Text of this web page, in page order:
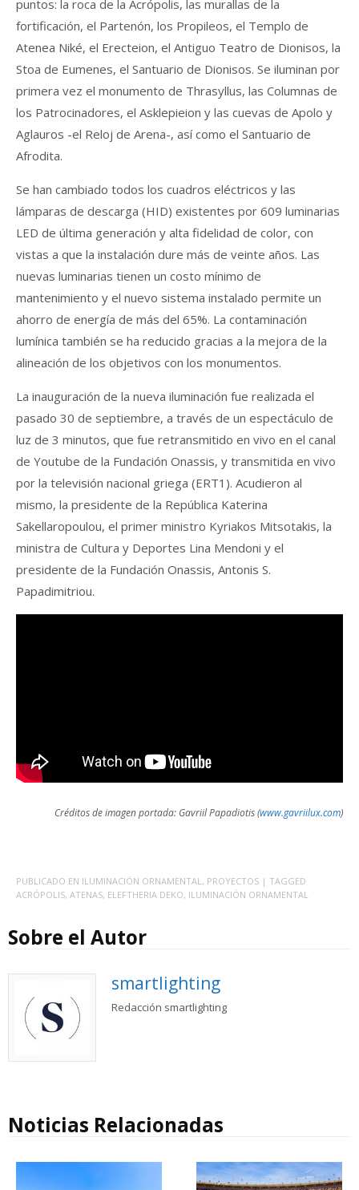
puntos: la roca de la Acrópolis, las murallas de la
fortificación, el Partenón, los Propileos, el Templo de
Atenea Niké, el Erecteion, el Antiguo Teatro de Dionisos, la
Stoa de Eumenes, el Santuario de Dionisos. Se iluminan por
primera vez el monumento de Thrasyllus, las Columnas de
los Patrocinadores, el Asklepieion y las cuevas de Apolo y
Aglauros -el Reloj de Arena-, así como el Santuario de
Afrodita.
Se han cambiado todos los cuadros eléctricos y las
lámparas de descarga (HID) existentes por 609 luminarias
LED de última generación y alta fidelidad de color, con
vistas a que la instalación dure más de veinte años. Las
nuevas luminarias tienen un costo mínimo de
mantenimiento y el nuevo sistema instalado permite un
ahorro de energía de más del 65%. La contaminación
lumínica también se ha reducido gracias a la mejora de la
alineación de los objetivos con los monumentos.
La inauguración de la nueva iluminación fue realizada el
pasado 30 de septiembre, a través de un espectáculo de
luz de 3 minutos, que fue retransmitido en vivo en el canal
de Youtube de la Fundación Onassis, y transmitida en vivo
por la televisión nacional griega (ERT1). Acudieron al
mismo, la presidente de la República Katerina
Sakellaropoulou, el primer ministro Kyriakos Mitsotakis, la
ministra de Cultura y Deportes Lina Mendoni y el
presidente de la Fundación Onassis, Antonis S.
Papadimitriou.
Créditos de imagen portada: Gavriil Papadiotis (www.gavriilux.com)
PUBLICADO EN ILUMINACIÓN ORNAMENTAL, PROYECTOS | TAGGED
ACRÓPOLIS, ATENAS, ELEFTHERIA DEKO, ILUMINACIÓN ORNAMENTAL
Sobre el Autor
smartlighting
Redacción smartlighting
Noticias Relacionadas